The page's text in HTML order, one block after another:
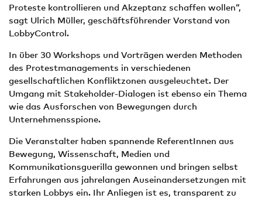
Proteste kontrollieren und Akzeptanz schaffen wollen“,
sagt Ulrich Müller, geschäftsführender Vorstand von
LobbyControl.
In über 30 Workshops und Vorträgen werden Methoden
des Protestmanagements in verschiedenen
gesellschaftlichen Konfliktzonen ausgeleuchtet. Der
Umgang mit Stakeholder-Dialogen ist ebenso ein Thema
wie das Ausforschen von Bewegungen durch
Unternehmensspione.
Die Veranstalter haben spannende ReferentInnen aus
Bewegung, Wissenschaft, Medien und
Kommunikationsguerilla gewonnen und bringen selbst
Erfahrungen aus jahrelangen Auseinandersetzungen mit
starken Lobbys ein. Ihr Anliegen ist es, transparent zu